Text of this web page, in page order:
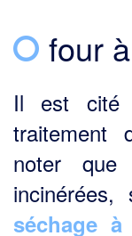
four
Il est cité
traitement
noter
séchage